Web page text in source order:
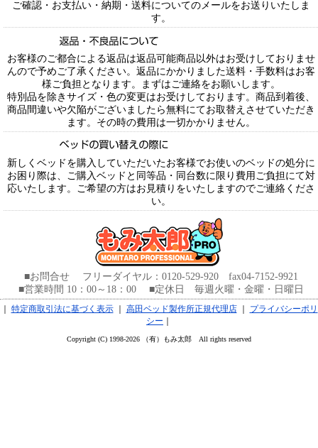
ご確認・お支払い・納期・送料についてのメールをお送りいたしま
す。
お客様のご都合による返品は返品可能商品以外はお受けしておりませ
んので予めご了承ください。返品にかかりました送料・手数料はお客
様ご負担となります。まずはご連絡をお願いします。
特別品を除きサイズ・色の変更はお受けしております。商品到着後、
商品間違いや欠陥がございましたら無料にてお取替えさせていただき
ます。その時の費用は一切かかりません。
新しくベッドを購入していただいたお客様でお使いのベッドの処分に
お困り際は、ご購入ベッドと同等品・同台数に限り費用ご負担にて対
応いたします。ご希望の方はお見積りをいたしますのでご連絡くださ
い。
■お問合せ フリーダイヤル：0120-529-920 fax04-7152-9921
■営業時間 10：00～18：00 ■定休日 毎週火曜・金曜・日曜日
特定商取引法に基づく表示｜ 高田ベッド製作所正規代理店｜
プライバシーポリ
シー
Copyright (C) 1998-2026 （有）もみ太郎 All rights reserved